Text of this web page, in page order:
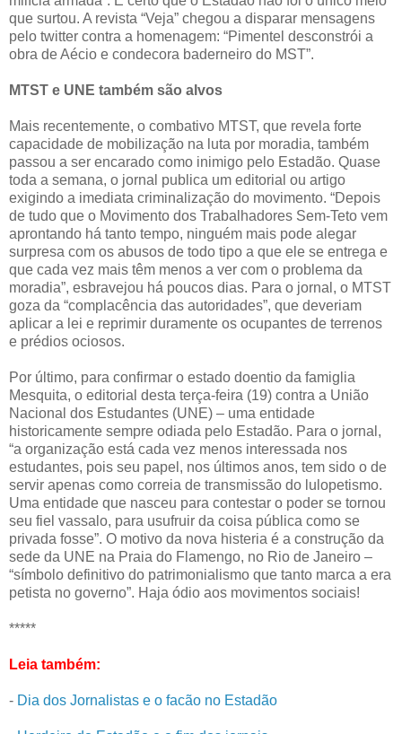
que surtou. A revista “Veja” chegou a disparar mensagens
pelo twitter contra a homenagem: “Pimentel desconstrói a
obra de Aécio e condecora baderneiro do MST”.
MTST e UNE também são alvos
Mais recentemente, o combativo MTST, que revela forte
capacidade de mobilização na luta por moradia, também
passou a ser encarado como inimigo pelo Estadão. Quase
toda a semana, o jornal publica um editorial ou artigo
exigindo a imediata criminalização do movimento. “Depois
de tudo que o Movimento dos Trabalhadores Sem-Teto vem
aprontando há tanto tempo, ninguém mais pode alegar
surpresa com os abusos de todo tipo a que ele se entrega e
que cada vez mais têm menos a ver com o problema da
moradia”, esbravejou há poucos dias. Para o jornal, o MTST
goza da “complacência das autoridades”, que deveriam
aplicar a lei e reprimir duramente os ocupantes de terrenos
e prédios ociosos.
Por último, para confirmar o estado doentio da famiglia
Mesquita, o editorial desta terça-feira (19) contra a União
Nacional dos Estudantes (UNE) – uma entidade
historicamente sempre odiada pelo Estadão. Para o jornal,
“a organização está cada vez menos interessada nos
estudantes, pois seu papel, nos últimos anos, tem sido o de
servir apenas como correia de transmissão do lulopetismo.
Uma entidade que nasceu para contestar o poder se tornou
seu fiel vassalo, para usufruir da coisa pública como se
privada fosse”. O motivo da nova histeria é a construção da
sede da UNE na Praia do Flamengo, no Rio de Janeiro –
“símbolo definitivo do patrimonialismo que tanto marca a era
petista no governo”. Haja ódio aos movimentos sociais!
*****
Leia também:
- Dia dos Jornalistas e o facão no Estadão